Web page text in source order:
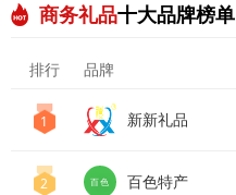
商务礼品十大品牌榜单
排行 品牌
1 新新礼品
2 百色 百色特产